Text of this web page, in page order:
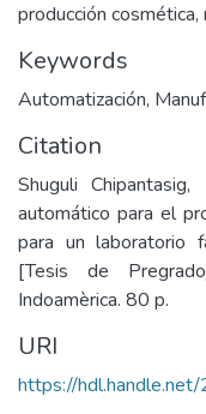
producción
Keywords
Automatización,
Citation
Shuguli
automático para el
para un laboratorio
[Tesis de
Indoamèrica. 80 p.
URI
https://